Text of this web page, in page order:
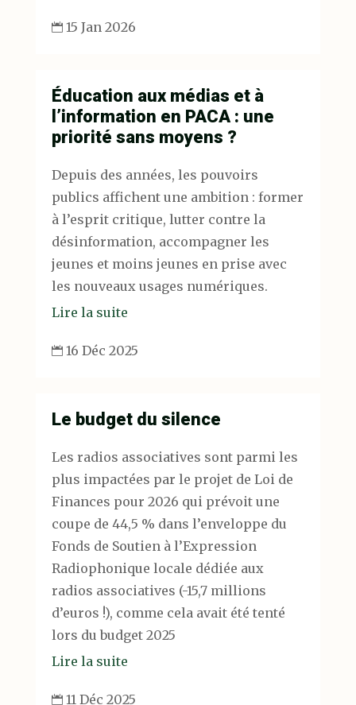
 15 Jan 2026
Éducation aux médias et à
l’information en PACA : une
priorité sans moyens ?
Depuis des années, les pouvoirs
publics affichent une ambition : former
à l’esprit critique, lutter contre la
désinformation, accompagner les
jeunes et moins jeunes en prise avec
les nouveaux usages numériques.
Lire la suite
 16 Déc 2025
Le budget du silence
Les radios associatives sont parmi les
plus impactées par le projet de Loi de
Finances pour 2026 qui prévoit une
coupe de 44,5 % dans l’enveloppe du
Fonds de Soutien à l’Expression
Radiophonique locale dédiée aux
radios associatives (-15,7 millions
d’euros !), comme cela avait été tenté
lors du budget 2025
Lire la suite
 11 Déc 2025